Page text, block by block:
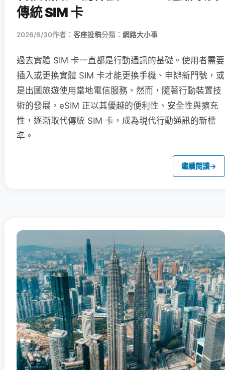
傳統 SIM 卡
2026/6/30作者： 客座投稿分類： 網路大小事
過去實體 SIM 卡一直都是行動通訊的基礎。使用者需要
插入或更換實體 SIM 卡才能更換手機、申辦新門號，或
是出國旅遊使用當地電信服務。然而，隨著行動裝置技
術的發展，eSIM 正以其優越的便利性、安全性與擴充
性，逐漸取代傳統 SIM 卡，成為現代行動通訊的新標
準。
繼續閱讀→